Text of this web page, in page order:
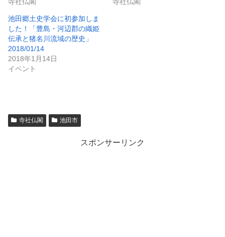
池田郷土史学会に初参加しま
した！「豊島・河辺郡の織姫
伝承と猪名川流域の歴史」
2018/01/14
2018年1月14日
イベント
寺社仏閣 池田市
スポンサーリンク